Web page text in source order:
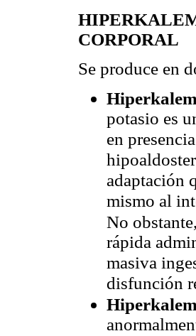
CORPORAL
Se produce en
potasio es
en
adaptación
mismo al
No
rápida
masiva
disfunción